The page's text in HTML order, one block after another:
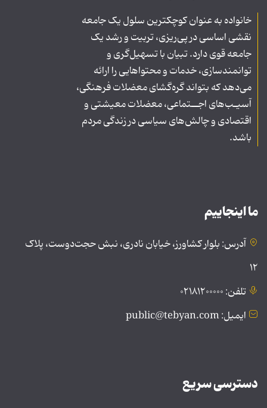
خانواده به عنوان کوچکترین سلول یک جامعه
نقشی اساسی در پی‌ریزی، تربیت و رشد یک
جامعه قوی دارد. تبیان با تسهیل‌گری و
توانمندسازی، خدمات و محتواهایی را ارائه
می‌دهد که بتواند گره‌گشای معضلات فرهنگی،
آسیـب‌های اجــتماعی، معضلات معیشتی و
اقتصادی و چالش‌های سیاسی در زندگی مردم
باشد.
ما اینجاییم
آدرس: بلوار کشاورز، خیابان نادری، نبش حجت‌دوست، پلاک
۱۲
تلفن: ۰۲۱۸۱۲۰۰۰۰۰
ایمیل: public@tebyan.com
دسترسی سریع